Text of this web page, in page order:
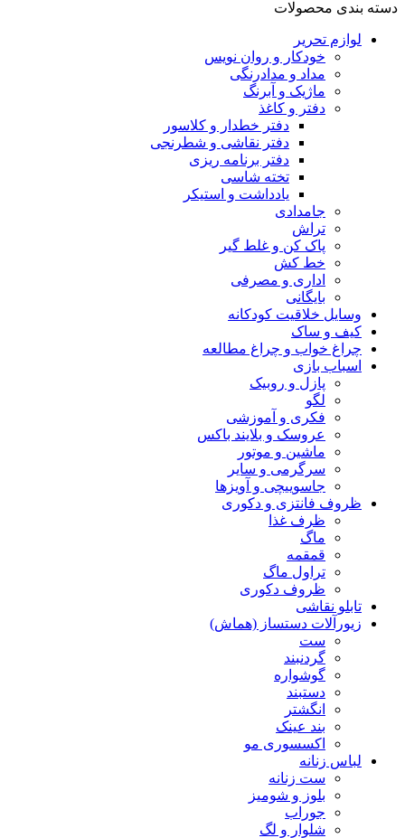
دسته بندی محصولات
لوازم تحریر
خودکار و روان نویس
مداد و مدادرنگی
ماژیک و آبرنگ
دفتر و کاغذ
دفتر خطدار و کلاسور
دفتر نقاشی و شطرنجی
دفتر برنامه ریزی
تخته شاسی
یادداشت و استیکر
جامدادی
تراش
پاک کن و غلط گیر
خط کش
اداری و مصرفی
بایگانی
وسایل خلاقیت کودکانه
کیف و ساک
چراغ خواب و چراغ مطالعه
اسباب بازی
پازل و روبیک
لگو
فکری و آموزشی
عروسک و بلایند باکس
ماشین و موتور
سرگرمی و سایر
جاسوییچی و آویزها
ظروف فانتزی و دکوری
ظرف غذا
ماگ
قمقمه
تراول ماگ
ظروف دکوری
تابلو نقاشی
زیورآلات دستساز (هماش)
ست
گردنبند
گوشواره
دستبند
انگشتر
بند عینک
اکسسوری مو
لباس زنانه
ست زنانه
بلوز و شومیز
جوراب
شلوار و لگ